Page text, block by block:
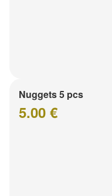
Nuggets 5 pcs
5.00 €